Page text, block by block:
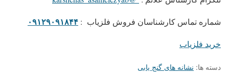
شماره تماس کارشناسان فروش فلزیاب : ۰۹۱۲۹۰۹۱۸۴۴
خرید فلزیاب
دسته ها: نشانه های گنج یابی